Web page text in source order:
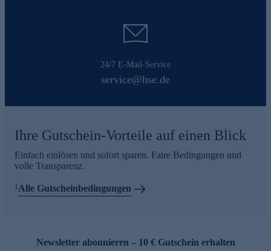
24/7 E-Mail-Service
service@hse.de
Ihre Gutschein-Vorteile auf einen Blick
Einfach einlösen und sofort sparen. Faire Bedingungen und
volle Transparenz.
1 Alle Gutscheinbedingungen
Newsletter abonnieren – 10 € Gutschein erhalten